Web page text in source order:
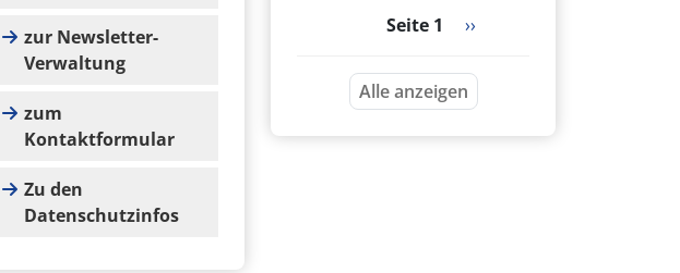
zur Newsletter-
Verwaltung
zum
Kontaktformular
Zu den
Datenschutzinfos
Seitennummerierung
Seite 1 Nächste Seite
››
Alle anzeigen